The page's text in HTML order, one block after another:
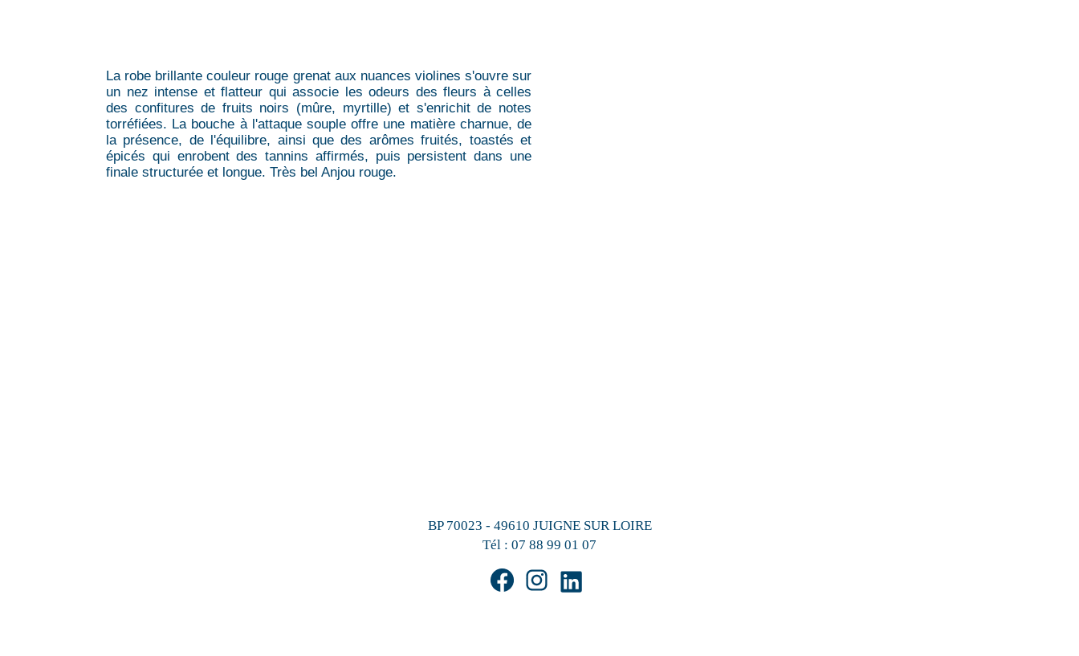
La robe brillante couleur rouge grenat aux nuances violines s'ouvre sur
un nez intense et flatteur qui associe les odeurs des fleurs à celles
des confitures de fruits noirs (mûre, myrtille) et s'enrichit de notes
torréfiées. La bouche à l'attaque souple offre une matière charnue, de
la présence, de l'équilibre, ainsi que des arômes fruités, toastés et
épicés qui enrobent des tannins affirmés, puis persistent dans une
finale structurée et longue. Très bel Anjou rouge.
BP 70023 - 49610 JUIGNE SUR LOIRE
Tél : 07 88 99 01 07